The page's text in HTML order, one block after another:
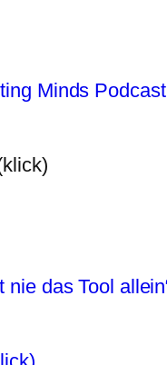
Minds Podcast
nie das Tool